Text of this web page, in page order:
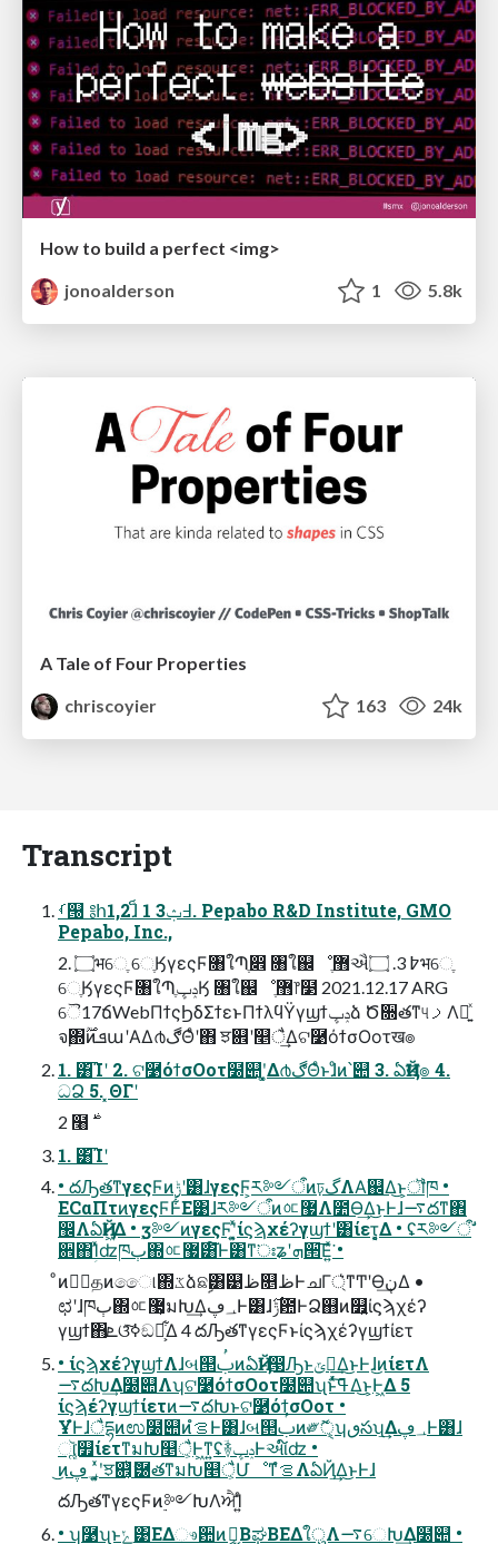
How to build a perfect <img>
jonoalderson
1 5.8k
A Tale of Four Properties
chriscoyier
163 24k
Transcript
ࡾ୐ ༔հ1,2ɺ็ ߃ݑ3 1. Pepabo R&D Institute, GMO
Pepabo, Inc.,
2. ۝भେֶ େֶӃγεςϜ৘ใՊֶ෎ ৘ใ஌ೳ޻ֶઐ߈ 3. ۝भେֶ
େֶӃγεςϜ৘ใՊֶݚڀӃ ৘ใ஌ೳ޻ֶ෦໳ 2021.12.17 ARG
ୈ17ճWebΠϯςϦδΣϯεͱΠϯλϥΫγϣϯݚڀձ Ծ૝తͳ୳ࡧΛ༻͍ͯ
จ຺΍࣌ؒͷܦաʹΑΔ൪ڰΘͤʹ΋ ਝ଎ʹ௥ै͢Δଟ࿹όϯσΟοτख๏
1. ͸͡Ίʹ 2. ଟ࿹όϯσΟοτ໰୊ʹ͓͚Δ൪ڰΘͤͱɺͦͷ՝୊ 3. ఏҊख๏ 4.
ධՁ 5. ͓ΘΓʹ
1. ͸͡Ίʹ
• దԠతͳγεςϜͷ࣮ݱʹ͸ɺγεςϜ͕ར༻ऀͷঢ়گΛΑ͘஌Δ͜ͱ͕ॏཁ •
ECαΠτͷγεςϜͰ͋Ε͹ɺར༻ऀͷᅂ޷Λ೺Ѳ͢Δ͜ͱͰɺ࠷దͳ঎
඼ΛఏҊͰ͖Δ • ࣮ӡ༻ͷγεςϜʹ͓͍ͯίϛϡχέʔγϣϯʹ͸ίετ͕͔͔Δ • ʢར༻ऀࣗ
਎΋ؚΊͯʣཁٻ΍ᅂ޷͸໌֬Ͱ͸ͳ͘ঃʑʹܗ੒͞Ε͍ͯ͘ •
ͦͷظؒதͷෛ୲΍ػձଛࣦ͸୹ظ௕ظͰചΓ্͛ͳͲʹӨڹ͢Δ •
ಛʹɺཁٻ΍ᅂ޷͕มԽ͢Δ؀ڥͰ͸ɺݱ࣌఺ͰՁ஋ͷ௿͍ίϛϡχέʔ
γϣϯ΋ܧଓͯ͠ߦ͏ඞཁ͕͋Δ 4 దԠతͳγεςϜͱίϛϡχέʔγϣϯίετ
• ίϛϡχέʔγϣϯΛɺબ୒ࢶͷఏҊͱ൓Ԡͱݶఆ͢Δ͜ͱͰɺ͜ͷίετΛ
࠷దԽ͢Δ໰୊Λʮଟ࿹όϯσΟοτ໰୊ʯͱͯ͠ߟ͑Δ͜ͱ͕Ͱ͖Δ 5
ίϛϡέʔγϣϯίετͷ࠷దԽͱଟ࿹όϯσΟοτ •
ҰํͰɺैདྷͷಉ໰୊ͷํࡦͰ͸ɺબ୒ࢶͷ༗ޮੑ͕ʮٯసʯ͢Δ؀ڥͰ͸ɺ
ૉૣ͘௿ίετͳมԽ௥ै͕Ͱ͖ͳ͍ʢؔ࿈ݚڀͰઆ໌ʣ •
͜ͷ؀ڥʹ͓͍ͯਝ଎͔ͭޮ཰తͳมԽ௥ै͕ՄೳͳํࡦΛఏҊ͢Δ͜ͱͰɺ
దԠతͳγεςϜͷ࣮༻ԽΛਐΊ͍ͨ
• ʮ࿹ʯͱݺ͹ΕΔෳ਺ͷީิ͔ΒಘΒΕΔใुΛ࠷େԽ͢Δ໰୊ •